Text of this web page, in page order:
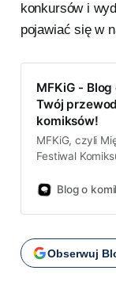
konkursów i
pojawiać się w
MFKiG -
Twój
komiksów!
MFKiG, czyli
Festiwal
Polsce i jedna
targi i stoiska
warsztaty,
Blog o
Obserwuj